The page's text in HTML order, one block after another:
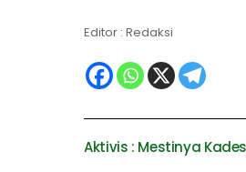
Editor : Redaksi
Aktivis : Mestinya